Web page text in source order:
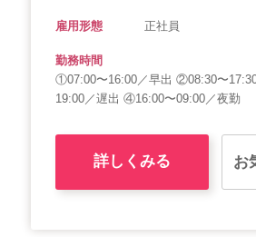
雇用形態 正社員
勤務時間
①07:00〜16:00／早出 ②08:30〜
19:00／遅出 ④16:00〜09:00／夜勤
詳しくみる お